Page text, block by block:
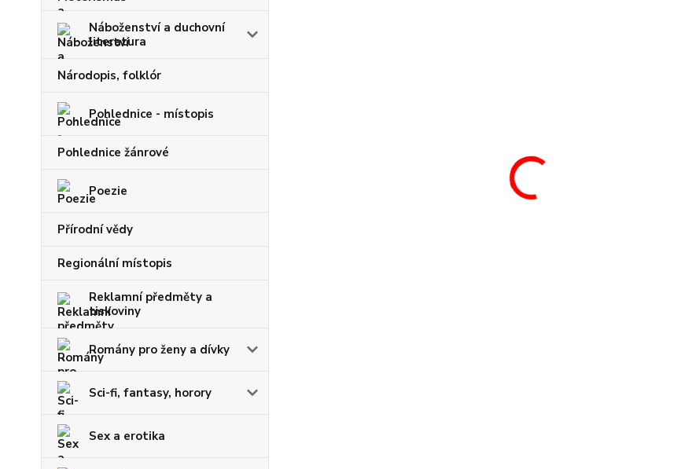
Náboženství a duchovní
literatura
Národopis, folklór
Pohlednice - místopis
Pohlednice žánrové
Poezie
Přírodní vědy
Regionální místopis
Reklamní předměty a
tiskoviny
Romány pro ženy a dívky
Sci-fi, fantasy, horory
Sex a erotika